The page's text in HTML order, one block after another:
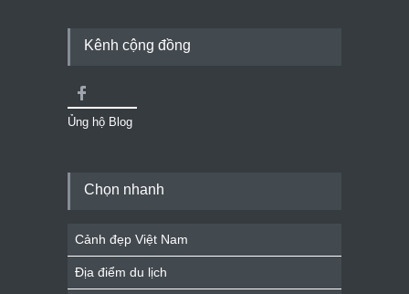
Kênh cộng đồng
Ủng hộ Blog
Chọn nhanh
Cảnh đẹp Việt Nam
Địa điểm du lịch